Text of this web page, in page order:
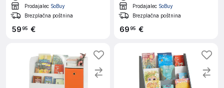
Prodajalec SoBuy
Brezplačna poštnina
5995 €
Prodajalec SoBuy
Brezplačna poštnina
6995 €